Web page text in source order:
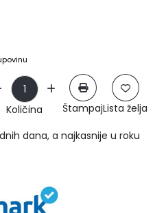
Količina ŠtampajLista želja
dana, a najkasnije u roku